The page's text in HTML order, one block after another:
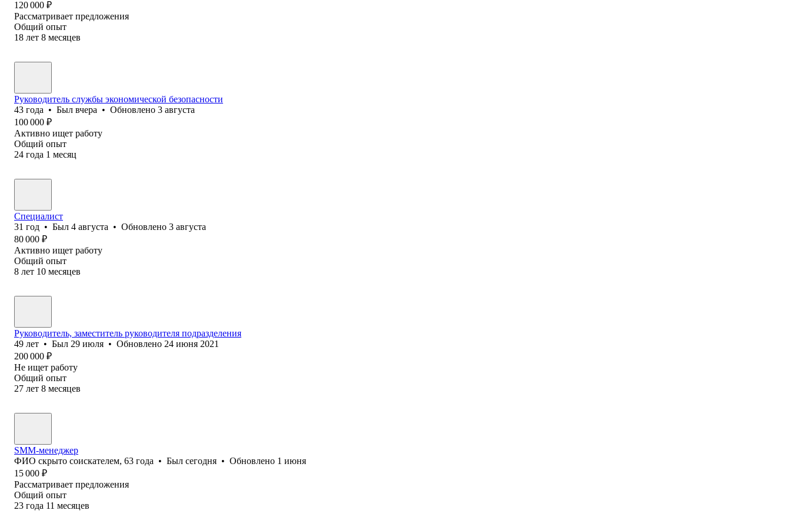
120 000 ₽
Рассматривает предложения
Общий опыт
18 лет 8 месяцев
Руководитель службы экономической безопасности
43 года • Был вчера • Обновлено 3 августа
100 000 ₽
Активно ищет работу
Общий опыт
24 года 1 месяц
Специалист
31 год • Был 4 августа • Обновлено 3 августа
80 000 ₽
Активно ищет работу
Общий опыт
8 лет 10 месяцев
Руководитель, заместитель руководителя подразделения
49 лет • Был 29 июля • Обновлено 24 июня 2021
200 000 ₽
Не ищет работу
Общий опыт
27 лет 8 месяцев
SMM-менеджер
ФИО скрыто соискателем, 63 года • Был сегодня • Обновлено 1 июня
15 000 ₽
Рассматривает предложения
Общий опыт
23 года 11 месяцев